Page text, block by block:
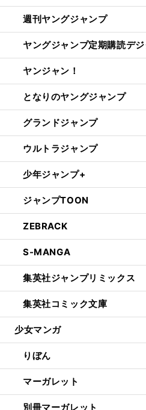
週刊ヤングジャンプ
ヤングジャンプ定期購読デ
ヤンジャン！
となりのヤングジャンプ
グランドジャンプ
ウルトラジャンプ
少年ジャンプ+
ジャンプTOON
ZEBRACK
S-MANGA
集英社ジャンプリミックス
集英社コミック文庫
少女マンガ
りぼん
マーガレット
別冊マーガレット